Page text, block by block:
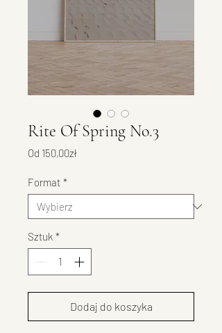
Rite Of Spring No.3
Od 150,00złCena
Format *
Sztuk *
Dodaj do koszyka